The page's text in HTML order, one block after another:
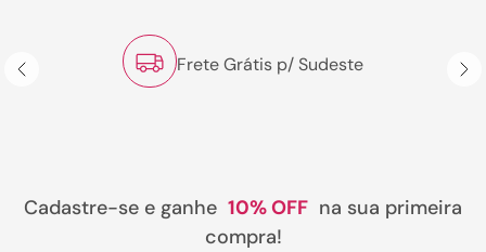
Frete Grátis p/ Sudeste
Cadastre-se e ganhe 10% OFF na sua primeira
compra!